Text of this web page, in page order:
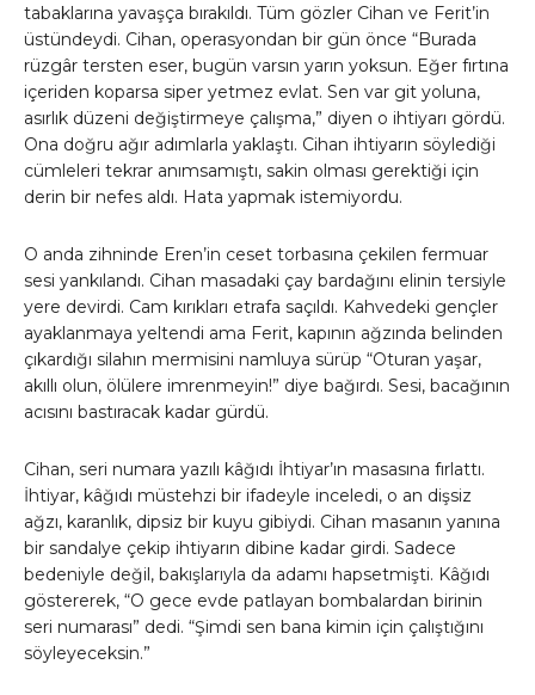
tabaklarına yavaşça bırakıldı. Tüm gözler Cihan ve Ferit’in
üstündeydi. Cihan, operasyondan bir gün önce “Burada
rüzgâr tersten eser, bugün varsın yarın yoksun. Eğer fırtına
içeriden koparsa siper yetmez evlat. Sen var git yoluna,
asırlık düzeni değiştirmeye çalışma,” diyen o ihtiyarı gördü.
Ona doğru ağır adımlarla yaklaştı. Cihan ihtiyarın söylediği
cümleleri tekrar anımsamıştı, sakin olması gerektiği için
derin bir nefes aldı. Hata yapmak istemiyordu.
O anda zihninde Eren’in ceset torbasına çekilen fermuar
sesi yankılandı. Cihan masadaki çay bardağını elinin tersiyle
yere devirdi. Cam kırıkları etrafa saçıldı. Kahvedeki gençler
ayaklanmaya yeltendi ama Ferit, kapının ağzında belinden
çıkardığı silahın mermisini namluya sürüp “Oturan yaşar,
akıllı olun, ölülere imrenmeyin!” diye bağırdı. Sesi, bacağının
acısını bastıracak kadar gürdü.
Cihan, seri numara yazılı kâğıdı İhtiyar’ın masasına fırlattı.
İhtiyar, kâğıdı müstehzi bir ifadeyle inceledi, o an dişsiz
ağzı, karanlık, dipsiz bir kuyu gibiydi. Cihan masanın yanına
bir sandalye çekip ihtiyarın dibine kadar girdi. Sadece
bedeniyle değil, bakışlarıyla da adamı hapsetmişti. Kâğıdı
göstererek, “O gece evde patlayan bombalardan birinin
seri numarası” dedi. “Şimdi sen bana kimin için çalıştığını
söyleyeceksin.”